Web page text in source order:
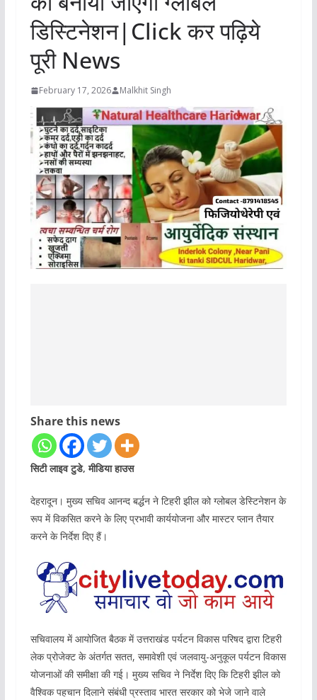
डिस्टिनेशन|Click कर पढ़िये
पूरी News
February 17, 2026 Malkhit Singh
Share this news
सिटी लाइव टुडे, मीडिया हाउस
देहरादून। मुख्य सचिव आनन्द बर्द्धन ने टिहरी झील को ग्लोबल डेस्टिनेशन के
रूप में विकसित करने के लिए प्रभावी कार्ययोजना और मास्टर प्लान तैयार
करने के निर्देश दिए हैं।
सचिवालय में आयोजित बैठक में उत्तराखंड पर्यटन विकास परिषद द्वारा टिहरी
लेक प्रोजेक्ट के अंतर्गत सतत, समावेशी एवं जलवायु-अनुकूल पर्यटन विकास
योजनाओं की समीक्षा की गई। मुख्य सचिव ने निर्देश दिए कि टिहरी झील को
वैश्विक पहचान दिलाने संबंधी प्रस्ताव भारत सरकार को भेजे जाने वाले